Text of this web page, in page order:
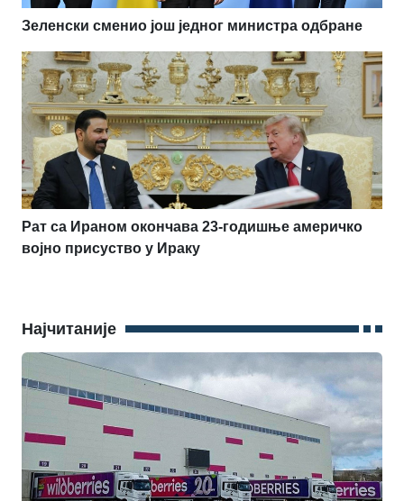
Зеленски сменио још једног министра одбране
Рат са Ираном окончава 23-годишње америчко
војно присуство у Ираку
Најчитаније